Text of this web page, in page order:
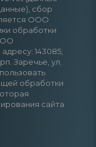
сбор
ООО
обработки
143085,
Заречье, ул.
обработки
сайта